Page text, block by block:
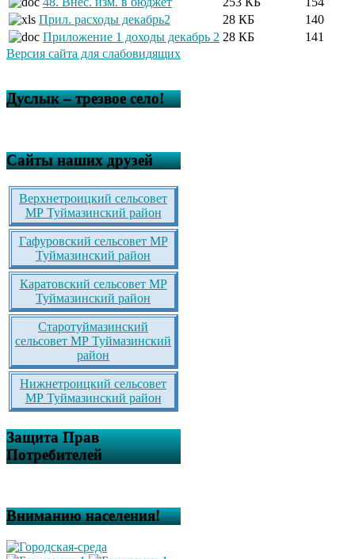
Прил. расходы декабрь2
28 КБ
140
Приложение 1 доходы декабрь 2 28 КБ
141
Версия сайта для слабовидящих
Дуслык – трезвое село!
Сайты наших друзей
Верхнетроицкий сельсовет
МР Туймазинский район
Гафуровский сельсовет МР
Туймазинский район
Каратовский сельсовет МР
Туймазинский район
Старотуймазинский
сельсовет МР Туймазинский
район
Нижнетроицкий сельсовет
МР Туймазинский район
Защита Прав
Потребителей
Вниманию населения!